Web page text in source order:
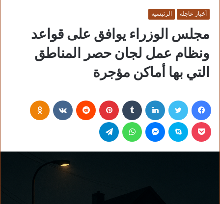
أخبار عاجلة الرئيسية
مجلس الوزراء يوافق على قواعد
ونظام عمل لجان حصر المناطق
التي بها أماكن مؤجرة